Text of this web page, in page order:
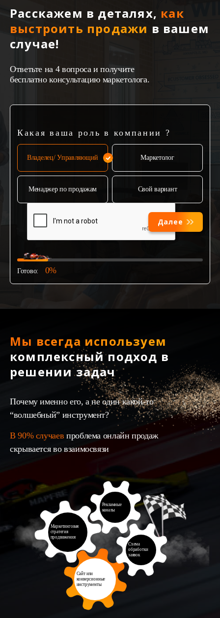
Расскажем в деталях, как
выстроить продажи в вашем
случае!
Ответьте на 4 вопроса и получите
бесплатно консультацию маркетолога.
Какая ваша роль в компании ?
Владелец/ Управляющий Маркетолог
Менаджер по продажам Свой вариант
Готово: 0%
Далее
Мы всегда используем
комплексный подход в
решении задач
Почему именно его, а не один какой-то
“волшебный” инструмент?
В 90% случаев проблема онлайн продаж
скрывается во взаимосвязи
Маркетинговая
стратегия
продвижения
Сайт или
конверсионные
инструменты
Рекламные
каналы
Схема
обработки
заявок